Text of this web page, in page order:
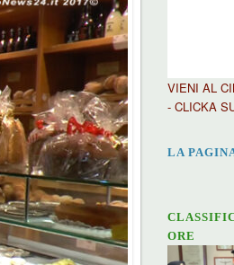
VIENI AL
- CLICKA
LA
ORE